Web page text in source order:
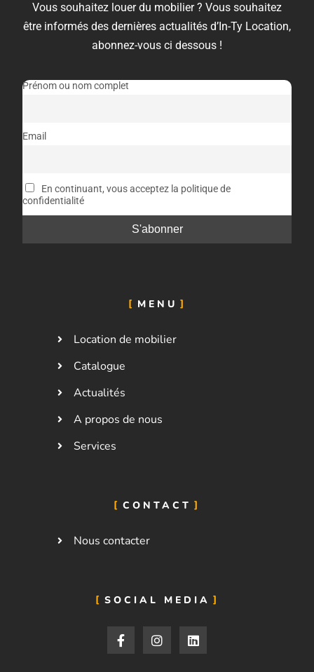
Vous souhaitez louer du mobilier ? Vous souhaitez
être informés des dernières actualités d’In-Ty Location,
abonnez-vous ci dessous !
Prénom ou nom complet
Email
En continuant, vous acceptez la politique de
confidentialité
MENU
Location de mobilier
Catalogue
Actualités
A propos de nous
Services
CONTACT
Nous contacter
SOCIAL MEDIA